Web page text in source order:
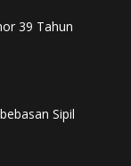
39 Tahun
Sipil